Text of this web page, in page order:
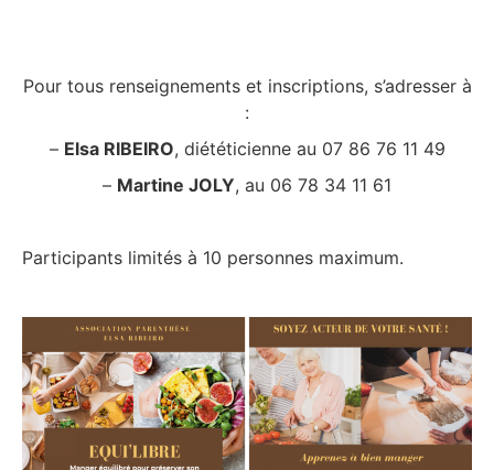
Pour tous renseignements et inscriptions, s’adresser à
:
– Elsa RIBEIRO, diététicienne au 07 86 76 11 49
– Martine JOLY, au 06 78 34 11 61
Participants limités à 10 personnes maximum.